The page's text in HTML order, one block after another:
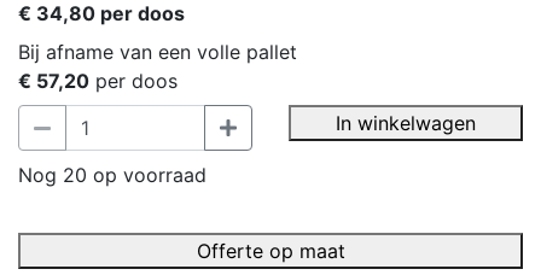
€ 34,80 per doos
Bij afname van een volle pallet
€ 57,20 per doos
Nog 20 op voorraad
In winkelwagen
Offerte op maat